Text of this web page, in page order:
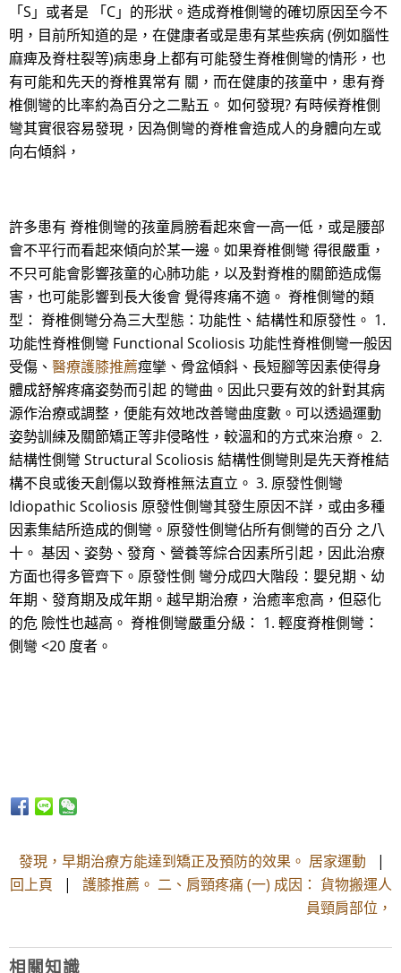
「S」或者是 「C」的形狀。造成脊椎側彎的確切原因至今不
明，目前所知道的是，在健康者或是患有某些疾病 (例如腦性
麻痺及脊柱裂等)病患身上都有可能發生脊椎側彎的情形，也
有可能和先天的脊椎異常有 關，而在健康的孩童中，患有脊
椎側彎的比率約為百分之二點五。 如何發現? 有時候脊椎側
彎其實很容易發現，因為側彎的脊椎會造成人的身體向左或
向右傾斜，
許多患有 脊椎側彎的孩童肩膀看起來會一高一低，或是腰部
會不平行而看起來傾向於某一邊。如果脊椎側彎 得很嚴重，
不只可能會影響孩童的心肺功能，以及對脊椎的關節造成傷
害，也可能影響到長大後會 覺得疼痛不適。 脊椎側彎的類
型： 脊椎側彎分為三大型態：功能性、結構性和原發性。 1.
功能性脊椎側彎 Functional Scoliosis 功能性脊椎側彎一般因
受傷、 醫療護膝推薦痙攣、骨盆傾斜、長短腳等因素使得身
體成舒解疼痛姿勢而引起 的彎曲。因此只要有效的針對其病
源作治療或調整，便能有效地改善彎曲度數。可以透過運動
姿勢訓練及關節矯正等非侵略性，較溫和的方式來治療。 2.
結構性側彎 Structural Scoliosis 結構性側彎則是先天脊椎結
構不良或後天創傷以致脊椎無法直立。 3. 原發性側彎
Idiopathic Scoliosis 原發性側彎其發生原因不詳，或由多種
因素集結所造成的側彎。原發性側彎佔所有側彎的百分 之八
十。 基因、姿勢、發育、營養等綜合因素所引起，因此治療
方面也得多管齊下。原發性側 彎分成四大階段：嬰兒期、幼
年期、發育期及成年期。越早期治療，治癒率愈高，但惡化
的危 險性也越高。 脊椎側彎嚴重分級： 1. 輕度脊椎側彎：
側彎 <20 度者。
發現，早期治療方能達到矯正及預防的效果。 居家運動
|
回上頁 | 護膝推薦。 二、肩頸疼痛 (一) 成因： 貨物搬運人
員頸肩部位，
相關知識